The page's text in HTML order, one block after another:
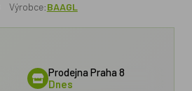
Výrobce:BAAGL
Prodejna Praha 8
Dnes